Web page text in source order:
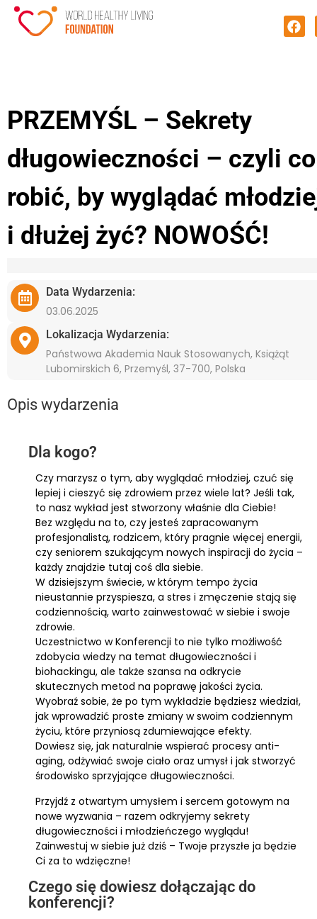
PRZEMYŚL – Sekrety
długowieczności – czyli co
robić, by wyglądać
i dłużej żyć? NOWOŚĆ!
Data Wydarzenia:
03.06.2025
Lokalizacja Wydarzenia:
Państwowa Akademia Nauk Stosowanych, Książąt
Lubomirskich 6, Przemyśl, 37-700, Polska
Opis wydarzenia
Dla kogo?
Czy marzysz o tym, aby wyglądać młodziej, czuć się
lepiej i cieszyć się zdrowiem przez wiele lat? Jeśli tak,
to nasz wykład jest stworzony właśnie dla Ciebie!
Bez względu na to, czy jesteś zapracowanym
profesjonalistą, rodzicem, który pragnie więcej energii,
czy seniorem szukającym nowych inspiracji do życia –
każdy znajdzie tutaj coś dla siebie.
W dzisiejszym świecie, w którym tempo życia
nieustannie przyspiesza, a stres i zmęczenie stają się
codziennością, warto zainwestować w siebie i swoje
zdrowie.
Uczestnictwo w Konferencji to nie tylko możliwość
zdobycia wiedzy na temat długowieczności i
biohackingu, ale także szansa na odkrycie
skutecznych metod na poprawę jakości życia.
Wyobraź sobie, że po tym wykładzie będziesz wiedział,
jak wprowadzić proste zmiany w swoim codziennym
życiu, które przyniosą zdumiewające efekty.
Dowiesz się, jak naturalnie wspierać procesy anti-
aging, odżywiać swoje ciało oraz umysł i jak stworzyć
środowisko sprzyjające długowieczności.
Przyjdź z otwartym umysłem i sercem gotowym na
nowe wyzwania – razem odkryjemy sekrety
długowieczności i młodzieńczego wyglądu!
Zainwestuj w siebie już dziś – Twoje przyszłe ja będzie
Ci za to wdzięczne!
Czego się dowiesz dołączając do
konferencji?